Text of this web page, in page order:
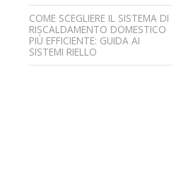
COME SCEGLIERE IL SISTEMA DI
RISCALDAMENTO DOMESTICO
PIÙ EFFICIENTE: GUIDA AI
SISTEMI RIELLO